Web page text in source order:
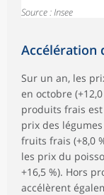
Source : Insee
Accélération
Sur un an, les
en octobre
produits frais est
prix des légumes
fruits frais (+8,0
les prix du
+16,5 %). Hors
accélèrent